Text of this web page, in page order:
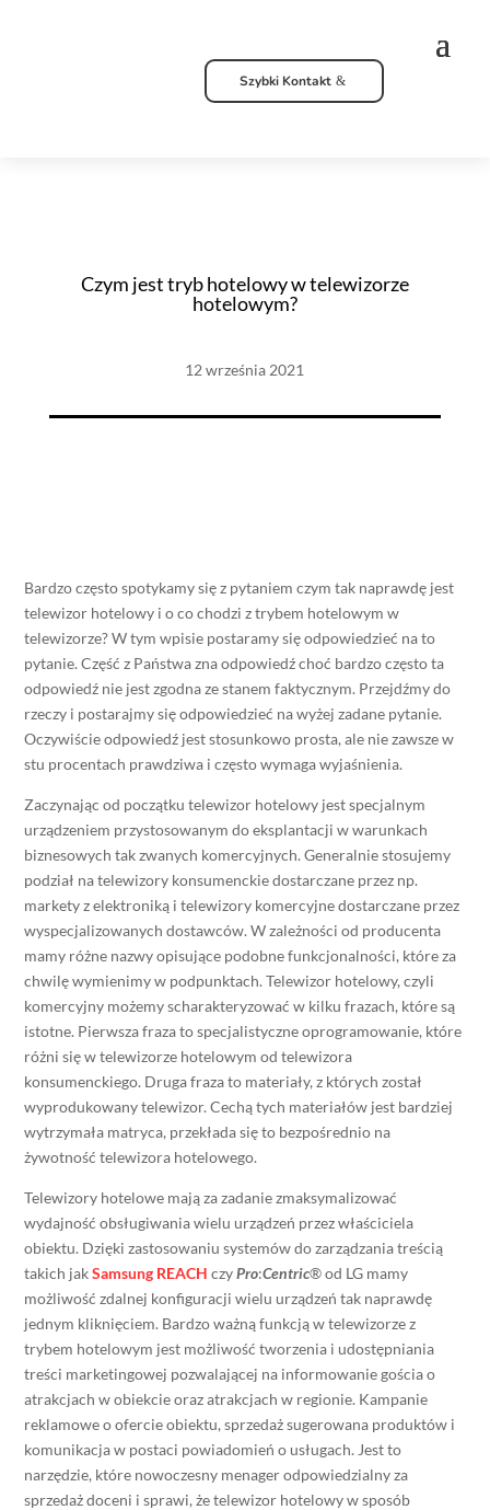
Szybki Kontakt
Czym jest tryb hotelowy w telewizorze
hotelowym?
12 września 2021
Bardzo często spotykamy się z pytaniem czym tak naprawdę jest
telewizor hotelowy i o co chodzi z trybem hotelowym w
telewizorze? W tym wpisie postaramy się odpowiedzieć na to
pytanie. Część z Państwa zna odpowiedź choć bardzo często ta
odpowiedź nie jest zgodna ze stanem faktycznym. Przejdźmy do
rzeczy i postarajmy się odpowiedzieć na wyżej zadane pytanie.
Oczywiście odpowiedź jest stosunkowo prosta, ale nie zawsze w
stu procentach prawdziwa i często wymaga wyjaśnienia.
Zaczynając od początku telewizor hotelowy jest specjalnym
urządzeniem przystosowanym do eksplantacji w warunkach
biznesowych tak zwanych komercyjnych. Generalnie stosujemy
podział na telewizory konsumenckie dostarczane przez np.
markety z elektroniką i telewizory komercyjne dostarczane przez
wyspecjalizowanych dostawców. W zależności od producenta
mamy różne nazwy opisujące podobne funkcjonalności, które za
chwilę wymienimy w podpunktach. Telewizor hotelowy, czyli
komercyjny możemy scharakteryzować w kilku frazach, które są
istotne. Pierwsza fraza to specjalistyczne oprogramowanie, które
różni się w telewizorze hotelowym od telewizora
konsumenckiego. Druga fraza to materiały, z których został
wyprodukowany telewizor. Cechą tych materiałów jest bardziej
wytrzymała matryca, przekłada się to bezpośrednio na
żywotność telewizora hotelowego.
Telewizory hotelowe mają za zadanie zmaksymalizować
wydajność obsługiwania wielu urządzeń przez właściciela
obiektu. Dzięki zastosowaniu systemów do zarządzania treścią
takich jakSamsung REACH czyPro:Centric® od LG mamy
możliwość zdalnej konfiguracji wielu urządzeń tak naprawdę
jednym kliknięciem. Bardzo ważną funkcją w telewizorze z
trybem hotelowym jest możliwość tworzenia i udostępniania
treści marketingowej pozwalającej na informowanie gościa o
atrakcjach w obiekcie oraz atrakcjach w regionie. Kampanie
reklamowe o ofercie obiektu, sprzedaż sugerowana produktów i
komunikacja w postaci powiadomień o usługach. Jest to
narzędzie, które nowoczesny menager odpowiedzialny za
sprzedaż doceni i sprawi, że telewizor hotelowy w sposób